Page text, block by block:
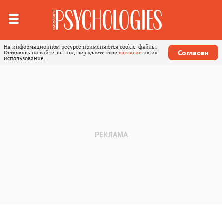
На информационном ресурсе применяются cookie-файлы.
Оставаясь на сайте, вы подтверждаете свое согласие на их
использование.
Согласен